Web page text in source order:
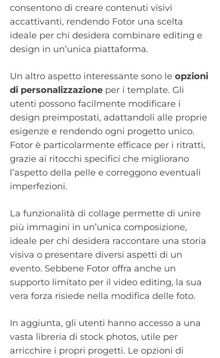
consentono di creare contenuti visivi
accattivanti, rendendo Fotor una scelta
ideale per chi desidera combinare editing e
design in un’unica piattaforma.
Un altro aspetto interessante sono le opzioni
di personalizzazione per i template. Gli
utenti possono facilmente modificare i
design preimpostati, adattandoli alle proprie
esigenze e rendendo ogni progetto unico.
Fotor è particolarmente efficace per i ritratti,
grazie ai ritocchi specifici che migliorano
l’aspetto della pelle e correggono eventuali
imperfezioni.
La funzionalità di collage permette di unire
più immagini in un’unica composizione,
ideale per chi desidera raccontare una storia
visiva o presentare diversi aspetti di un
evento. Sebbene Fotor offra anche un
supporto limitato per il video editing, la sua
vera forza risiede nella modifica delle foto.
In aggiunta, gli utenti hanno accesso a una
vasta libreria di stock photos, utile per
arricchire i propri progetti. Le opzioni di